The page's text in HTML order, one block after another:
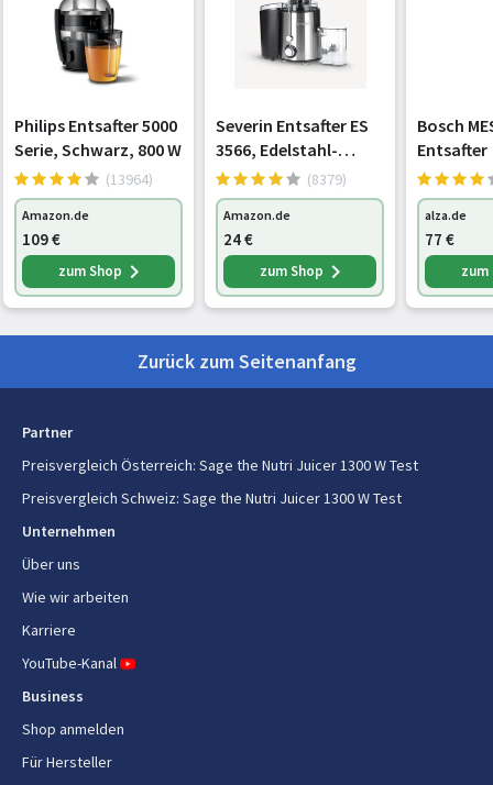
Lieferumfang
Gefäß
Philips Entsafter 5000
Serie, Schwarz, 800 W
(13964)
Amazon.de
109€
zum Shop
Severin Entsafter ES
3566, Edelstahl-
schwarz
(8379)
Amazon.de
24€
zum Shop
Bosch
Entsafter
alza.de
77 €
Zurück zum Seitenanfang
Partner
Preisvergleich Österreich: Sage the Nutri Juicer 1300 W Test
Preisvergleich Schweiz: Sage the Nutri Juicer 1300 W Test
Unternehmen
Über uns
Wie wir arbeiten
Karriere
YouTube-Kanal
Business
Shop anmelden
Für Hersteller